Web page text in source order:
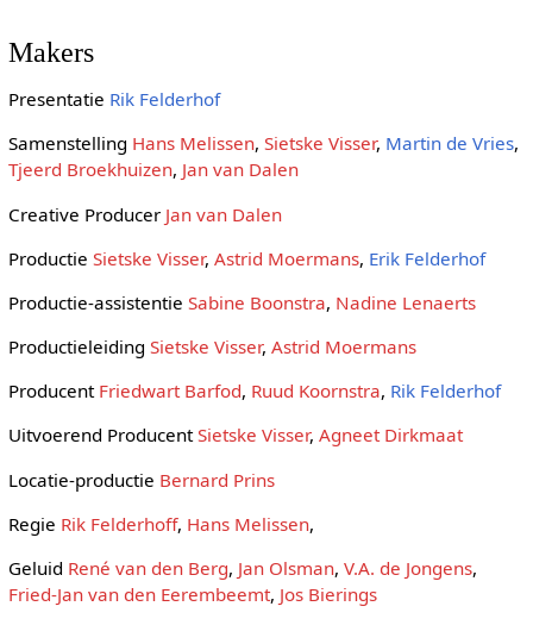
Makers
Presentatie Rik Felderhof
Samenstelling Hans Melissen, Sietske Visser, Martin de Vries,
Tjeerd Broekhuizen, Jan van Dalen
Creative Producer Jan van Dalen
Productie Sietske Visser, Astrid Moermans, Erik Felderhof
Productie-assistentie Sabine Boonstra, Nadine Lenaerts
Productieleiding Sietske Visser, Astrid Moermans
Producent Friedwart Barfod, Ruud Koornstra, Rik Felderhof
Uitvoerend ProducentSietske Visser, Agneet Dirkmaat
Locatie-productie Bernard Prins
Regie Rik Felderhoff, Hans Melissen,
Geluid René van den Berg, Jan Olsman, V.A. de Jongens,
Fried-Jan van den Eerembeemt, Jos Bierings